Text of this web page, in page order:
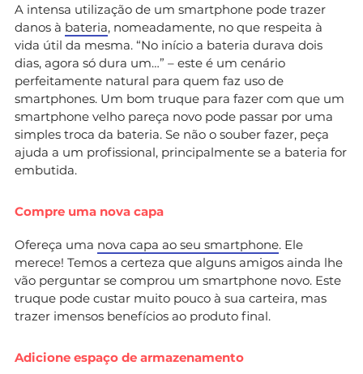
A intensa utilização de um smartphone pode trazer
danos à bateria, nomeadamente, no que respeita à
vida útil da mesma. “No início a bateria durava dois
dias, agora só dura um…” – este é um cenário
perfeitamente natural para quem faz uso de
smartphones. Um bom truque para fazer com que um
smartphone velho pareça novo pode passar por uma
simples troca da bateria. Se não o souber fazer, peça
ajuda a um profissional, principalmente se a bateria for
embutida.
Compre uma nova capa
Ofereça uma nova capa ao seu smartphone. Ele
merece! Temos a certeza que alguns amigos ainda lhe
vão perguntar se comprou um smartphone novo. Este
truque pode custar muito pouco à sua carteira, mas
trazer imensos benefícios ao produto final.
Adicione espaço de armazenamento